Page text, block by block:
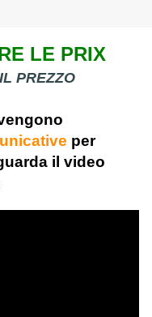
LE PRIX
PREZZO
per
il video